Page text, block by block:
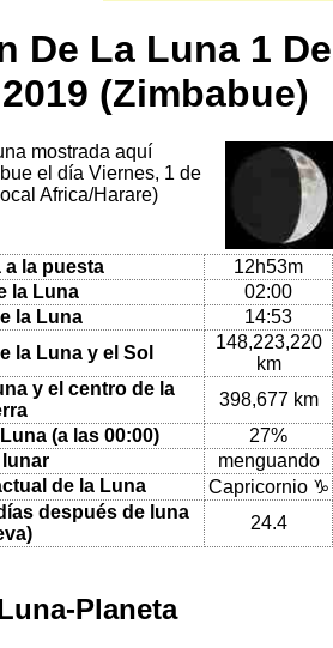
De La Luna 1 De
(Zimbabue)
mostrada aquí
el día Viernes, 1 de
Africa/Harare)
a la puesta
12h53m
la Luna
02:00
la Luna
14:53
la Luna y el Sol
148,223,220
km
y el centro de la
398,677 km
(a las 00:00)
27%
lunar
menguando
de la Luna
Capricornio ♑
después de luna
24.4
Planeta